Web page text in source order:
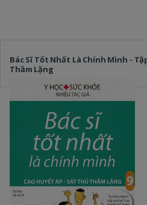
Bác Sĩ Tốt Nhất Là Chính Mình -
Thầm Lặng